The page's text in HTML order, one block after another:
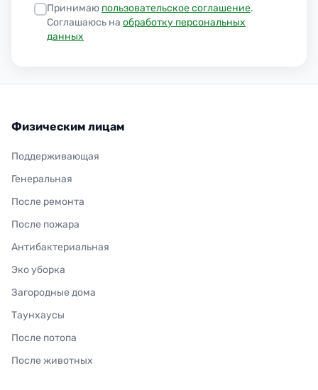
Принимаю пользовательское соглашение.
Соглашаюсь на обработку персональных
данных
Физическим лицам
Поддерживающая
Генеральная
После ремонта
После пожара
Антибактериальная
Эко уборка
Загородные дома
Таунхаусы
После потопа
После животных